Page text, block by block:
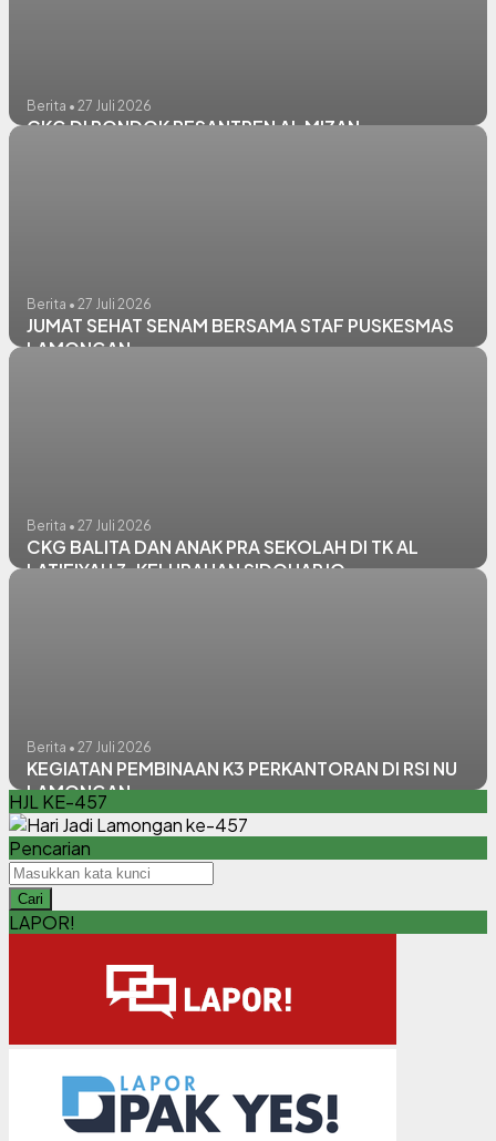
Berita • 27 Juli 2026
CKG DI PONDOK PESANTREN AL MIZAN
Berita • 27 Juli 2026
JUMAT SEHAT SENAM BERSAMA STAF PUSKESMAS
LAMONGAN
Berita • 27 Juli 2026
CKG BALITA DAN ANAK PRA SEKOLAH DI TK AL
LATIFIYAH 3, KELURAHAN SIDOHARJO
Berita • 27 Juli 2026
KEGIATAN PEMBINAAN K3 PERKANTORAN DI RSI NU
LAMONGAN
HJL KE-457
Pencarian
Cari
LAPOR!